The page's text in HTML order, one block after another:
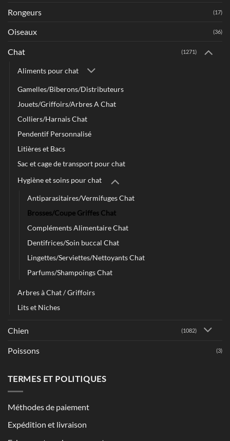
Rongeurs (17)
Oiseaux (36)
Chat (1271)
Aliments pour chat
Gamelles/Biberons/Distributeurs
Jouets/Griffoirs/Arbres A Chat
Colliers/Harnais Chat
Pendentif Personnalisé
Litières et Bacs
Sac et cage de transport pour chat
Hygiène et soins pour chat
Antiparasitaires/Vermifuges Chat
Brosses/Coupe Griffes Chat
Compléments Alimentaire Chat
Dentifrices/Soin buccal Chat
Lingettes/Serviettes/Nettoyants Chat
Parfums/Shampoings Chat
Arbres à Chat / Griffoirs
Lits et Niches
Chien (1082)
Poissons (3)
TERMES ET POLITIQUES
Méthodes de paiement
Expédition et livraison